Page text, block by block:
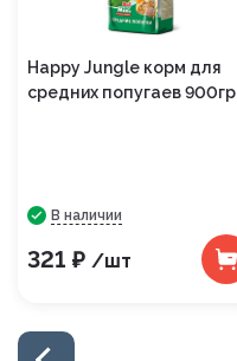
Happy Jungle корм для
средних попугаев 900гр
В наличии
321 ₽ /шт